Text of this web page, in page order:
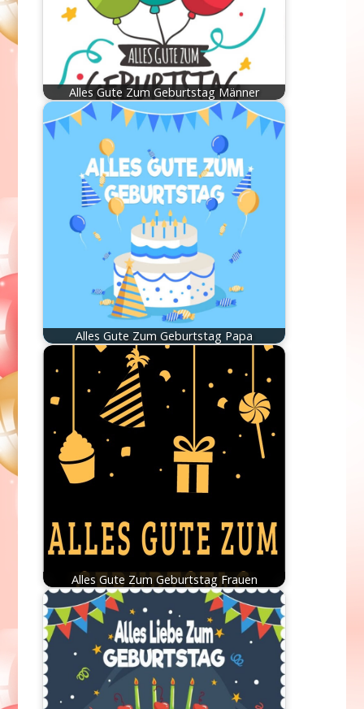
Alles Gute Zum Geburtstag Männer
Alles Gute Zum Geburtstag Papa
Alles Gute Zum Geburtstag Frauen